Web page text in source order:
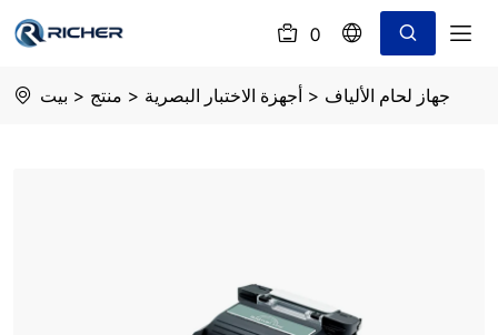
0
signalfire
بيت > منتج > أجهزة الاختبار البصرية > جهاز لحام الألياف